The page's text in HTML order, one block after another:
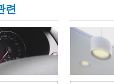
련